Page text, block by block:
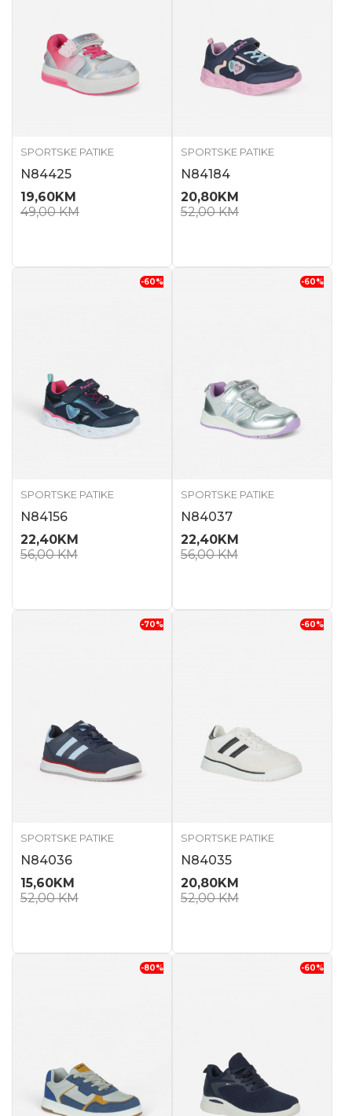
SPORTSKE PATIKE
N84425
19,60KM
49,00KM
SPORTSKE PATIKE
N84184
20,80KM
52,00KM
-60%
SPORTSKE PATIKE
N84156
22,40KM
56,00KM
-60%
SPORTSKE PATIKE
N84037
22,40KM
56,00KM
-70%
SPORTSKE PATIKE
N84036
15,60KM
52,00KM
-60%
SPORTSKE PATIKE
N84035
20,80KM
52,00KM
-80% -60%